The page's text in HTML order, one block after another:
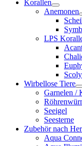
Korallen
Anemonen
LPS
Wirbellose Tiere
Garnelen /
Seeigel
Seesterne
Zubehör nach
Aqua